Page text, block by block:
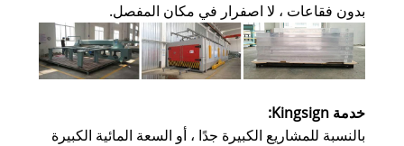
بدون فقاعات ، لا اصفرار في مكان المفصل.
خدمة Kingsign
:
بالنسبة للمشاريع الكبيرة جدًا ، أو السعة المائية الكبيرة